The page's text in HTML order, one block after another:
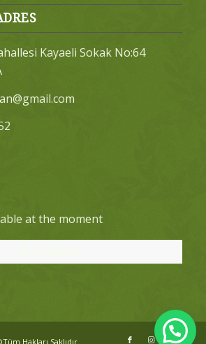
Kayaeli Sokak No:64
at the moment
Bizi Takip Edin!
Hakları Saklıdır.